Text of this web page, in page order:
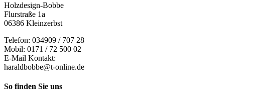
Holzdesign-Bobbe
Flurstraße 1a
06386 Kleinzerbst
Telefon: 034909 / 707 28
Mobil: 0171 / 72 500 02
E-Mail Kontakt:
haraldbobbe@t-online.de
So finden Sie uns